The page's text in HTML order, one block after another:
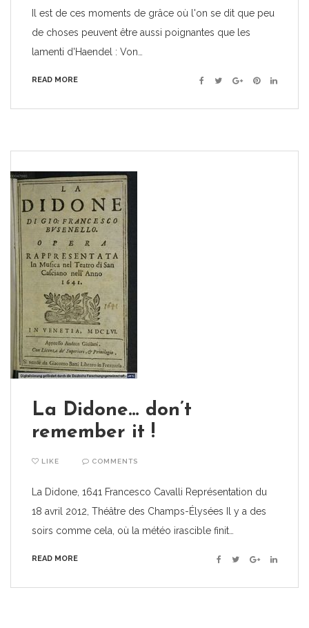
Il est de ces moments de grâce où l'on se dit que peu
de choses peuvent être aussi poignantes que les
lamenti d'Haendel : Von…
READ MORE Facebook
TwitterGoogle+PinterestLinkedin
La Didone… don’t
remember it !
LIKE COMMENTS
La Didone, 1641 Francesco Cavalli Représentation du
18 avril 2012, Théâtre des Champs-Élysées Il y a des
soirs comme cela, où la météo irascible finit…
READ MORE Facebook
TwitterGoogle+Linkedin